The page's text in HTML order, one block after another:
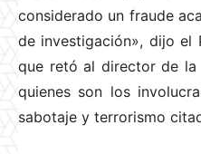
considerado un fraude
de investigación», dijo el
que retó al director de la
quienes son los
sabotaje y terrorismo